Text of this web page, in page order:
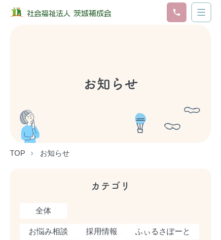
お知らせ
TOP お知らせ
カテゴリ
全体
お悩み相談 採用情報
ふぃるさぽーと